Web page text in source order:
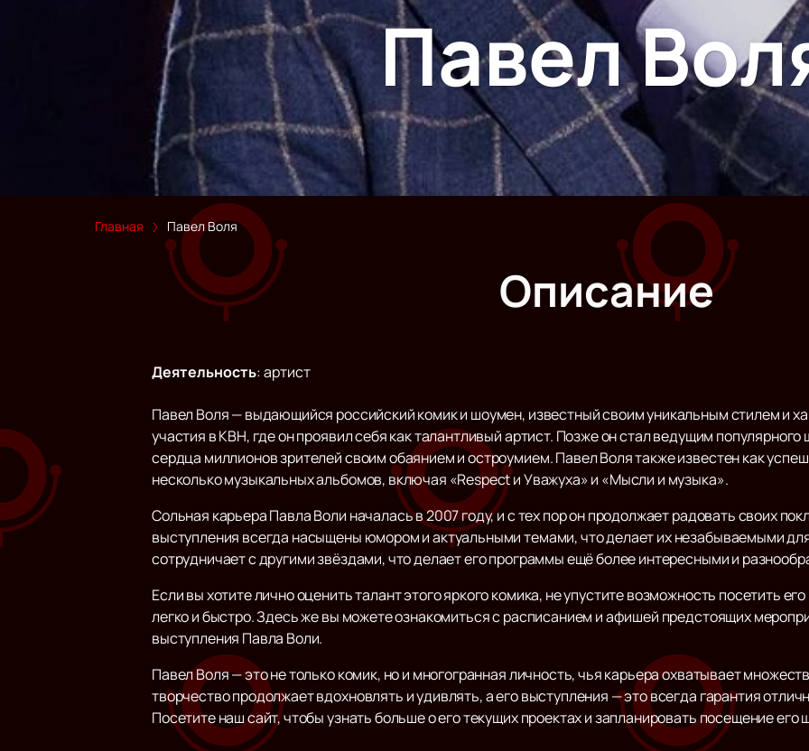
Павел
Главная Павел Воля
Описание
Деятельность:артист
Павел Воля — выдающийся российский комик и шоумен, известный своим уникальным стилем и
участия в КВН, где он проявил себя как талантливый артист. Позже он стал ведущим
сердца миллионов зрителей своим обаянием и остроумием. Павел Воля также известен как
несколько музыкальных альбомов, включая «Respect и Уважуха» и «Мысли и музыка».
Сольная карьера Павла Воли началась в 2007 году, и с тех пор он продолжает радовать своих
выступления всегда насыщены юмором и актуальными темами, что делает их незабываемыми
сотрудничает с другими звёздами, что делает его программы ещё более интересными и
Если вы хотите лично оценить талант этого яркого комика, не упустите возможность посетить
легко и быстро. Здесь же вы можете ознакомиться с расписанием и афишей предстоящих
выступления Павла Воли.
Павел Воля — это не только комик, но и многогранная личность, чья карьера охватывает
творчество продолжает вдохновлять и удивлять, а его выступления — это всегда гарантия
Посетите наш сайт, чтобы узнать больше о его текущих проектах и запланировать посещение его